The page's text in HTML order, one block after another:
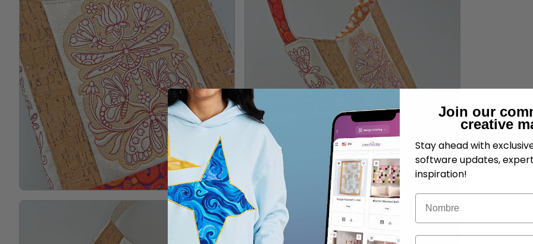
Join our
creative
Stay ahead with
software updates,
inspiration!
Nombre
Correo electrónico